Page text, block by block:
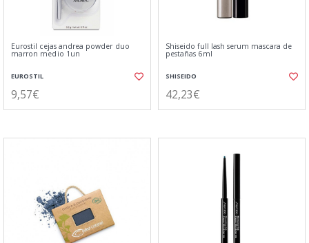
Eurostil cejas andrea powder duo
marron medio 1un
EUROSTIL
9,57€
Shiseido full lash serum mascara de
pestañas 6ml
SHISEIDO
42,23€